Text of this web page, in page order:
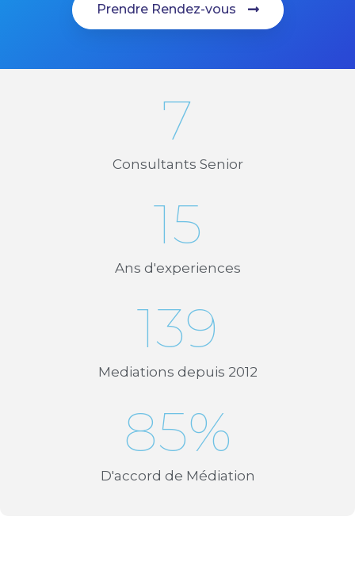
Prendre Rendez-vous
7
Consultants Senior
15
Ans d'experiences
139
Mediations depuis 2012
85%
D'accord de Médiation